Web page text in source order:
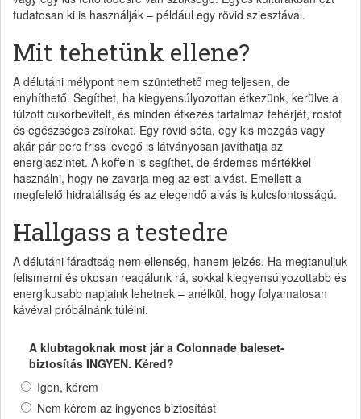
tudatosan ki is használják – például egy rövid sziesztával.
Mit tehetünk ellene?
A délutáni mélypont nem szüntethető meg teljesen, de
enyhíthető. Segíthet, ha kiegyensúlyozottan étkezünk, kerülve a
túlzott cukorbevitelt, és minden étkezés tartalmaz fehérjét, rostot
és egészséges zsírokat. Egy rövid séta, egy kis mozgás vagy
akár pár perc friss levegő is látványosan javíthatja az
energiaszintet. A koffein is segíthet, de érdemes mértékkel
használni, hogy ne zavarja meg az esti alvást. Emellett a
megfelelő hidratáltság és az elegendő alvás is kulcsfontosságú.
Hallgass a testedre
A délutáni fáradtság nem ellenség, hanem jelzés. Ha megtanuljuk
felismerni és okosan reagálunk rá, sokkal kiegyensúlyozottabb és
energikusabb napjaink lehetnek – anélkül, hogy folyamatosan
kávéval próbálnánk túlélni.
A klubtagoknak most jár a Colonnade baleset-
biztosítás INGYEN. Kéred?
Igen, kérem
Nem kérem az ingyenes biztosítást